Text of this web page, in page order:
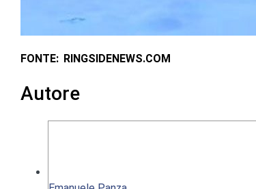
FONTE: RINGSIDENEWS.COM
Autore